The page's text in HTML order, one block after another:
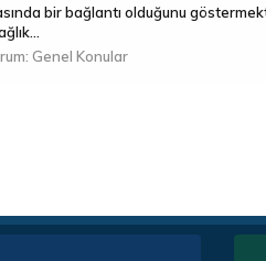
bir bağlantı olduğunu
Genel Konular